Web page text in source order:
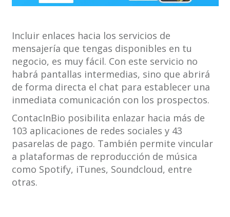
Incluir enlaces hacia los servicios de
mensajería que tengas disponibles en tu
negocio, es muy fácil. Con este servicio no
habrá pantallas intermedias, sino que abrirá
de forma directa el chat para establecer una
inmediata comunicación con los prospectos.
ContacInBio posibilita enlazar hacia más de
103 aplicaciones de redes sociales y 43
pasarelas de pago. También permite vincular
a plataformas de reproducción de música
como Spotify, iTunes, Soundcloud, entre
otras.